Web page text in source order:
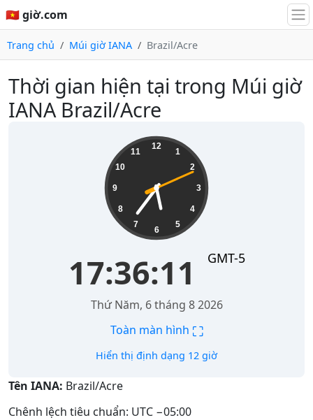
🇻🇳 giờ.com
Trang chủ Múi giờ IANA Brazil/Acre
Thời gian hiện tại trong Múi giờ
IANA Brazil/Acre
12
1
2
3
4
5
6
7
8
9
10
11
17:36:11 GMT-5
Thứ Năm, 6 tháng 8 2026
Toàn màn hình ⛶
Hiển thị định dạng 12 giờ
Tên IANA: Brazil/Acre
Chênh lệch tiêu chuẩn: UTC −05:00